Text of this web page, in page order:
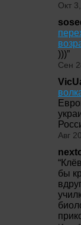
Окт
)))”
Сен
Авг
“
бы